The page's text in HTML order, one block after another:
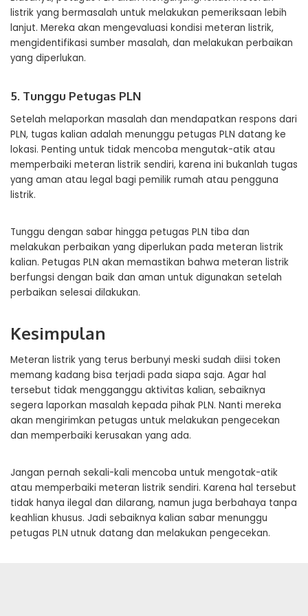
listrik yang bermasalah untuk melakukan pemeriksaan lebih
lanjut. Mereka akan mengevaluasi kondisi meteran listrik,
mengidentifikasi sumber masalah, dan melakukan perbaikan
yang diperlukan.
5. Tunggu Petugas PLN
Setelah melaporkan masalah dan mendapatkan respons dari
PLN, tugas kalian adalah menunggu petugas PLN datang ke
lokasi. Penting untuk tidak mencoba mengutak-atik atau
memperbaiki meteran listrik sendiri, karena ini bukanlah tugas
yang aman atau legal bagi pemilik rumah atau pengguna
listrik.
Tunggu dengan sabar hingga petugas PLN tiba dan
melakukan perbaikan yang diperlukan pada meteran listrik
kalian. Petugas PLN akan memastikan bahwa meteran listrik
berfungsi dengan baik dan aman untuk digunakan setelah
perbaikan selesai dilakukan.
Kesimpulan
Meteran listrik yang terus berbunyi meski sudah diisi token
memang kadang bisa terjadi pada siapa saja. Agar hal
tersebut tidak mengganggu aktivitas kalian, sebaiknya
segera laporkan masalah kepada pihak PLN. Nanti mereka
akan mengirimkan petugas untuk melakukan pengecekan
dan memperbaiki kerusakan yang ada.
Jangan pernah sekali-kali mencoba untuk mengotak-atik
atau memperbaiki meteran listrik sendiri. Karena hal tersebut
tidak hanya ilegal dan dilarang, namun juga berbahaya tanpa
keahlian khusus. Jadi sebaiknya kalian sabar menunggu
petugas PLN utnuk datang dan melakukan pengecekan.